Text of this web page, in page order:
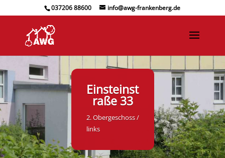
037206 88600 info@awg-frankenberg.de
Einsteinst
raße 33
2. Obergeschoss /
links